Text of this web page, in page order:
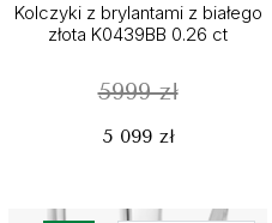
Kolczyki z brylantami z białego
złota K0439BB 0.26 ct
5999 zł
5 099 zł